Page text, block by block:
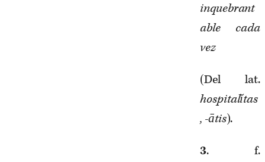
inquebrant
able cada
vez
(Del lat.
hospitalĭtas
, -ātis).
3. f.